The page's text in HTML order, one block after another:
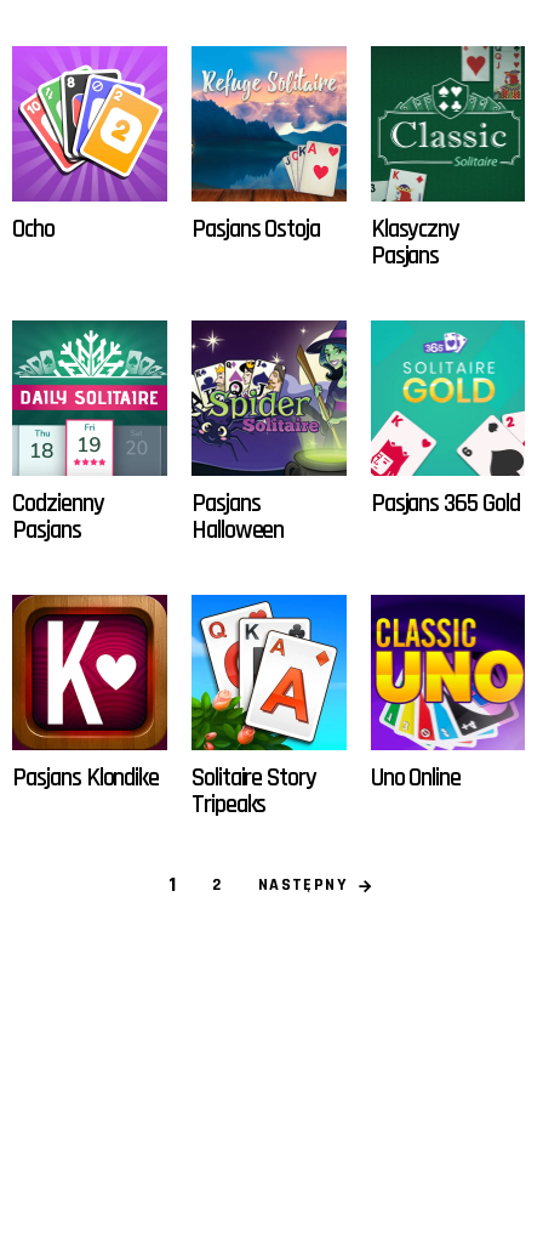
Ocho Pasjans Ostoja
Klasyczny
Pasjans
Codzienny
Pasjans
Pasjans
Halloween
Pasjans 365 Gold
Pasjans Klondike
Solitaire Story
Tripeaks
Uno Online
1 2 NASTĘPNY